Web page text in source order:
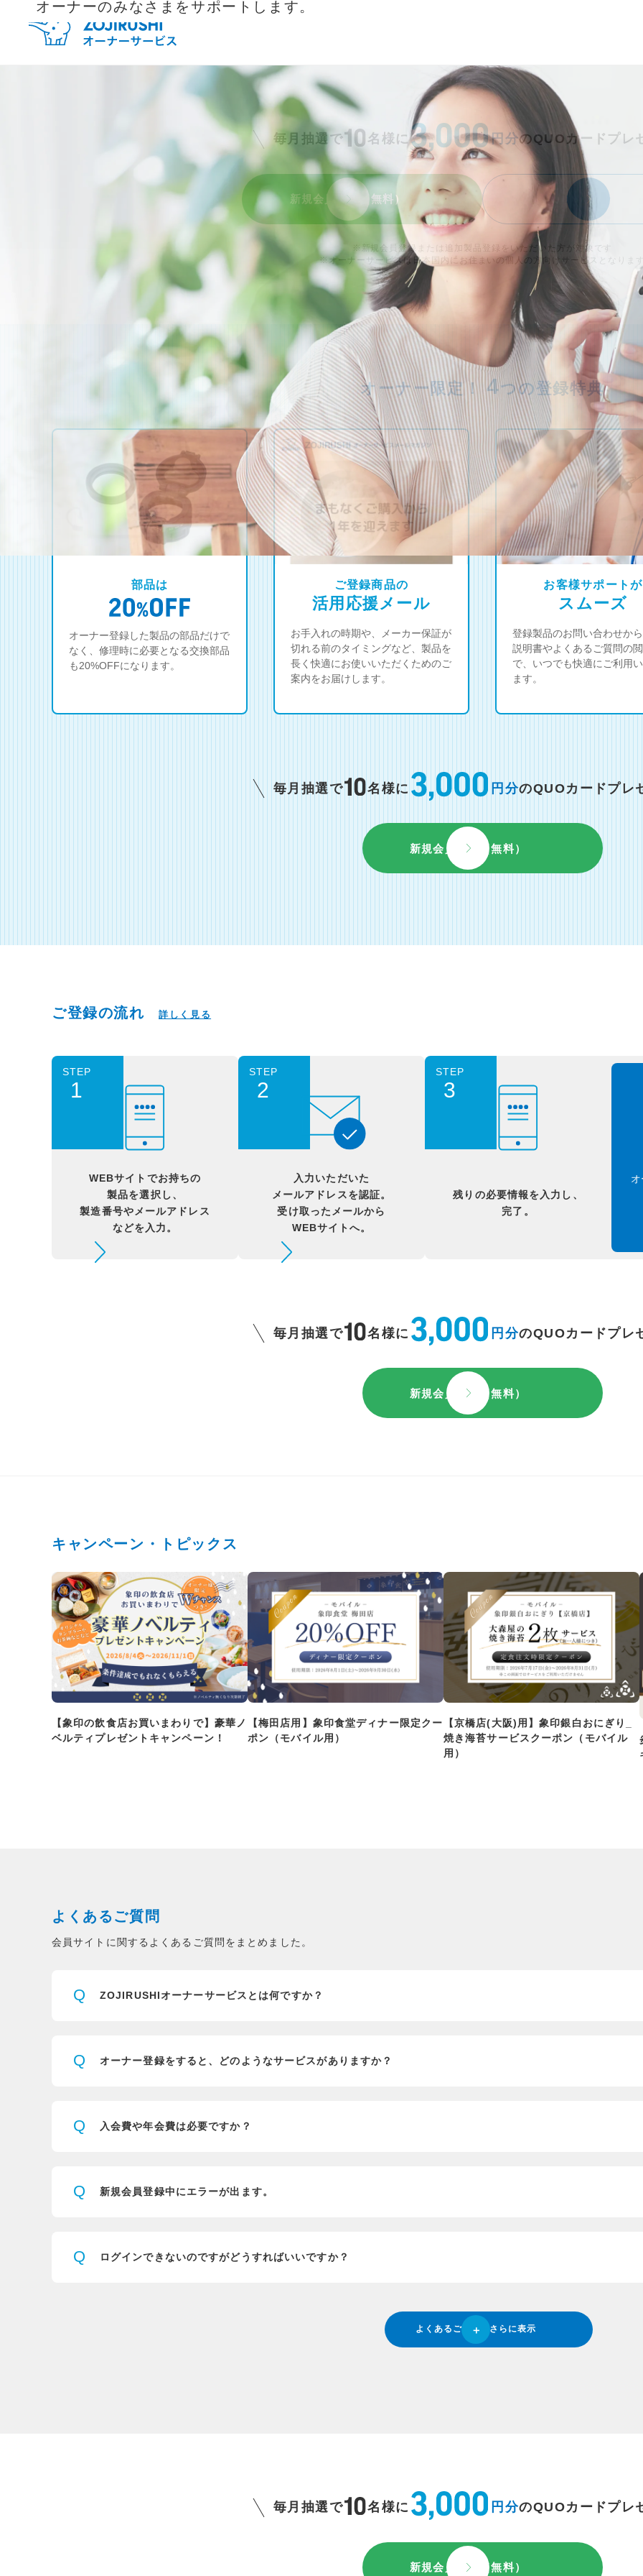
オーナーのみなさまをサポートします。
毎月抽選で 名様に 円分のQUOカードプレ
新規会員登録（無料） ログイン
※新規会員登録または追加製品登録をいただいた方が対象です
※オーナーサービスは日本国内にお住まいの個人の方向けサービスとなりま
オーナー限定！4つの登録特典
部品は
オーナー登録した製品の部品だけで
なく、修理時に必要となる交換部品
も20%OFFになります。
ご登録商品の
活用応援メール
お手入れの時期や、メーカー保証が
切れる前のタイミングなど、製品を
長く快適にお使いいただくためのご
案内をお届けします。
お客様サポートが
スムーズ
登録製品のお問い合わせか
説明書やよくあるご質問の
で、いつでも快適にご利用
ます。
毎月抽選で 名様に 円分のQUOカードプレ
新規会員登録（無料）
ご登録の流れ 詳しく見る
STEP
1
WEBサイトでお持ちの
製品を選択し、
製造番号やメールアドレス
などを入力。
STEP
2
入力いただいた
メールアドレスを認証。
受け取ったメールから
WEBサイトへ。
STEP
3
残りの必要情報を入力し、
完了。
毎月抽選で 名様に 円分のQUOカードプレ
新規会員登録（無料）
キャンペーン・トピックス
【象印の飲食店お買いまわりで】豪華ノ
ベルティプレゼントキャンペーン！
【梅田店用】象印食堂ディナー限定クー
ポン（モバイル用）
【京橋店(大阪)用】象印銀白おにぎり_
焼き海苔サービスクーポン（モバイル
用）
よくあるご質問
会員サイトに関するよくあるご質問をまとめました。
Q ZOJIRUSHIオーナーサービスとは何ですか？
Q オーナー登録をすると、 どのようなサービスがありますか？
Q 入会費や年会費は必要ですか？
Q 新規会員登録中にエラーが出ます。
Q ログインできないのですがどうすればいいですか？
よくあるご質問をさらに表示
毎月抽選で 名様に 円分のQUOカードプレ
新規会員登録（無料）